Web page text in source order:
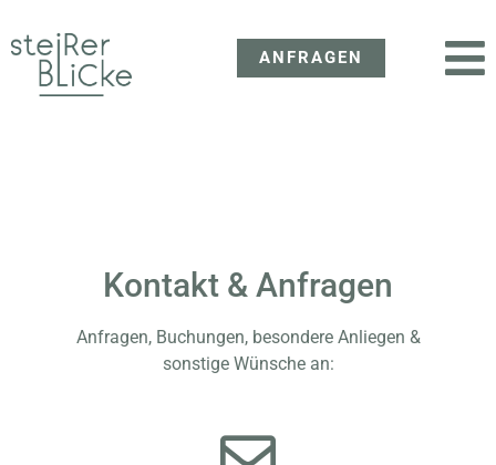
ANFRAGEN
Kontakt & Anfragen
Anfragen, Buchungen, besondere Anliegen &
sonstige Wünsche an: